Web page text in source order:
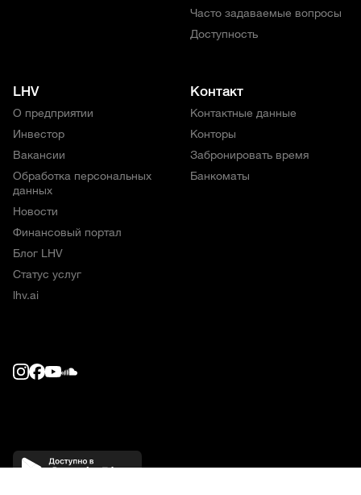
Часто задаваемые вопросы
Доступность
LHV
О предприятии
Инвестор
Вакансии
Обработка персональных
данных
Новости
Финансовый портал
Блог LHV
Статус услуг
lhv.ai
Контакт
Контактные данные
Конторы
Забронировать время
Банкоматы